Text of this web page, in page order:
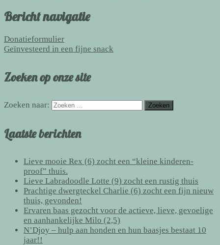
Bericht navigatie
Donatieformulier
Geïnvesteerd in een fijne snack
Zoeken op onze site
Zoeken naar:
Laatste berichten
Lieve mooie Rex (6) zocht een “kleine kinderen-
proof” thuis.
Lieve Labradoodle Lotte (9) zocht een rustig thuis
Prachtige dwergteckel Charlie (6) zocht een fijn nieuw
thuis, gevonden!
Ervaren baas gezocht voor de actieve, lieve, gevoelige
en aanhankelijke Milo (2,5)
N’Djoy – hulp aan honden en hun baasjes bestaat 10
jaar!!